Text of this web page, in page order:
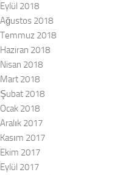
Eylül 2018
Ağustos 2018
Temmuz 2018
Haziran 2018
Nisan 2018
Mart 2018
Şubat 2018
Ocak 2018
Aralık 2017
Kasım 2017
Ekim 2017
Eylül 2017